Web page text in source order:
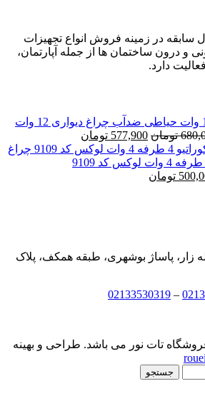
با بیش از 10 سال سابقه در زمینه فروش انواع تجهیزات
و درون ساختمان ها از جمله آپارتمان،
دارد.
چراغ دیواری 12 وات
تومان 577,900 تومان
چراغ
تومان
زار، پاساژ بوشهری، طبقه همکف، پلاک
–
02133530319
تات نور می باشد. طراحی و بهینه
جستجو